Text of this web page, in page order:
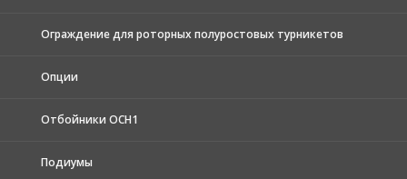
Ограждение для роторных полуростовых турникетов
Опции
Отбойники ОСН1
Подиумы